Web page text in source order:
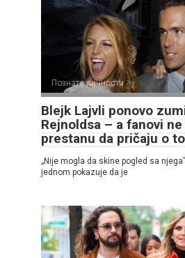
Познате личности
Blejk Lajvli ponovo
Rejnoldsa – a fanovi
prestanu da pričaju o
„Nije mogla da skine pogled sa
jednom pokazuje da je